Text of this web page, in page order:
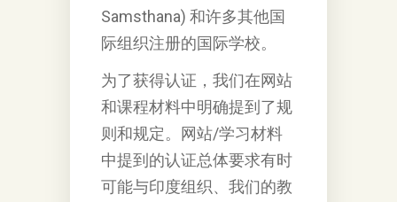
Samsthana) 和许多其他国
际组织注册的国际学校。
为了获得认证，我们在⽹站
和课程材料中明确提到了规
则和规定。⽹站/学习材料
中提到的认证总体要求有时
可能与印度组织、我们的教